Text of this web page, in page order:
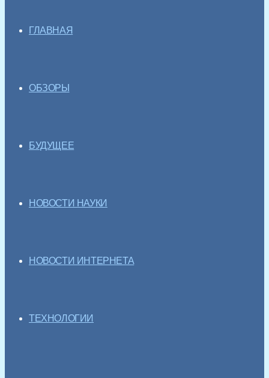
ГЛАВНАЯ
ОБЗОРЫ
БУДУЩЕЕ
НОВОСТИ НАУКИ
НОВОСТИ ИНТЕРНЕТА
ТЕХНОЛОГИИ